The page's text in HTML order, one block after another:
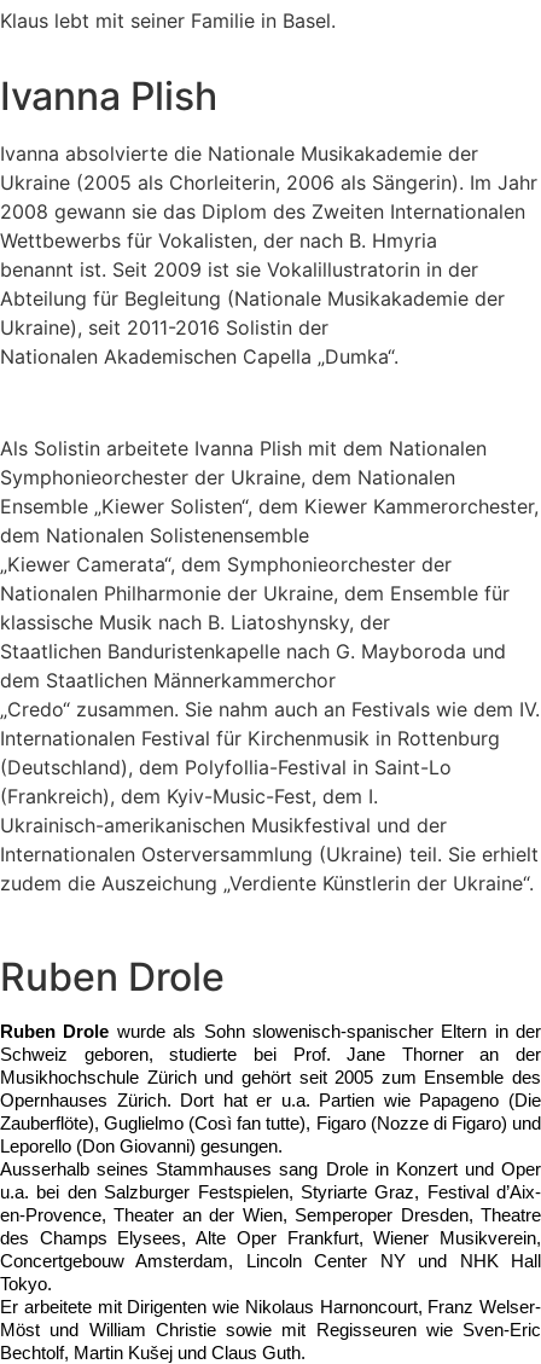
Klaus lebt mit seiner Familie in Basel.
Ivanna Plish
Ivanna absolvierte die Nationale Musikakademie der
Ukraine (2005 als Chorleiterin, 2006 als Sängerin). Im Jahr
2008 gewann sie das Diplom des Zweiten Internationalen
Wettbewerbs für Vokalisten, der nach B. Hmyria
benannt ist. Seit 2009 ist sie Vokalillustratorin in der
Abteilung für Begleitung (Nationale Musikakademie der
Ukraine), seit 2011-2016 Solistin der
Nationalen Akademischen Capella „Dumka“.
Als Solistin arbeitete Ivanna Plish mit dem Nationalen
Symphonieorchester der Ukraine, dem Nationalen
Ensemble „Kiewer Solisten“, dem Kiewer Kammerorchester,
dem Nationalen Solistenensemble
„Kiewer Camerata“, dem Symphonieorchester der
Nationalen Philharmonie der Ukraine, dem Ensemble für
klassische Musik nach B. Liatoshynsky, der
Staatlichen Banduristenkapelle nach G. Mayboroda und
dem Staatlichen Männerkammerchor
„Credo“ zusammen. Sie nahm auch an Festivals wie dem IV.
Internationalen Festival für Kirchenmusik in Rottenburg
(Deutschland), dem Polyfollia-Festival in Saint-Lo
(Frankreich), dem Kyiv-Music-Fest, dem I.
Ukrainisch-amerikanischen Musikfestival und der
Internationalen Osterversammlung (Ukraine) teil. Sie erhielt
zudem die Auszeichung „Verdiente Künstlerin der Ukraine“.
Ruben Drole
Ruben Drole wurde als Sohn slowenisch-spanischer Eltern in der
Schweiz geboren, studierte bei Prof. Jane Thorner an der
Musikhochschule Zürich und gehört seit 2005 zum Ensemble des
Opernhauses Zürich. Dort hat er u.a. Partien wie Papageno (Die
Zauberflöte), Guglielmo (Così fan tutte), Figaro (Nozze di Figaro) und
Leporello (Don Giovanni) gesungen.
Ausserhalb seines Stammhauses sang Drole in Konzert und Oper
u.a. bei den Salzburger Festspielen, Styriarte Graz, Festival d’Aix-
en-Provence, Theater an der Wien, Semperoper Dresden, Theatre
des Champs Elysees, Alte Oper Frankfurt, Wiener Musikverein,
Concertgebouw Amsterdam, Lincoln Center NY und NHK Hall
Tokyo.
Er arbeitete mit Dirigenten wie Nikolaus Harnoncourt, Franz Welser-
Möst und William Christie sowie mit Regisseuren wie Sven-Eric
Bechtolf, Martin Kušej und Claus Guth.